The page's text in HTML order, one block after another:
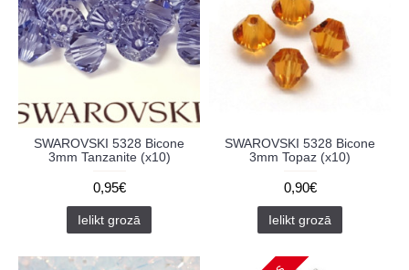
SWAROVSKI 5328 Bicone
3mm Tanzanite (x10)
0,95€
Ielikt grozā
SWAROVSKI 5328 Bicone
3mm Topaz (x10)
0,90€
Ielikt grozā